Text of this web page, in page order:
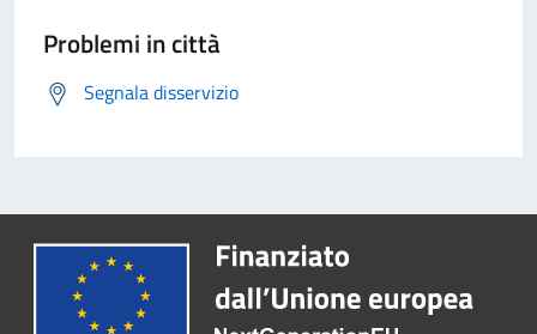
Problemi in città
Segnala disservizio